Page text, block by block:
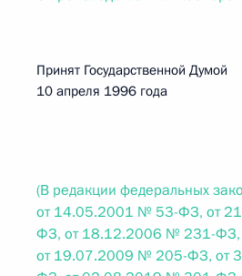
Принят
10 апреля 1996 года
(В редакции федеральных
от 14.05.2001 № 53-ФЗ, от
ФЗ, от 18.12.2006 № 231-ФЗ,
от 19.07.2009 № 205-ФЗ, от